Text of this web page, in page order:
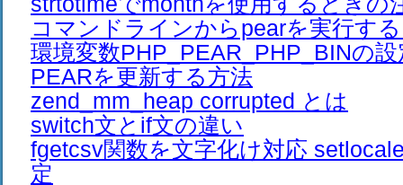
コマンドラインからpearを実行す
環境変数PHP_PEAR_PHP_BINの設
PEARを更新する方法
zend_mm_heap corrupted とは
switch文とif文の違い
fgetcsv関数を文字化け対応
定